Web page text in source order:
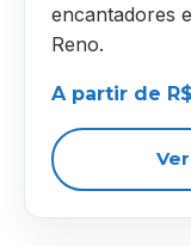
encantadores
Reno.
A partir de